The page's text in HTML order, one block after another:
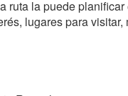
ruta la puede planificar
lugares para visitar,